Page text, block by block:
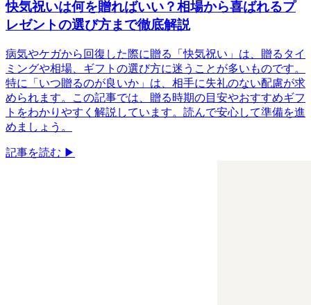
快気祝いは何を贈ればいい？相場から喜ばれるプ
レゼントの選び方まで徹底解説
病気やケガから回復した際に贈る「快気祝い」は、贈るタイ
ミングや相場、ギフトの選び方に迷うことが多いものです。
特に「いつ贈るのが良いか」は、相手に失礼のない配慮が求
められます。この記事では、贈る時期の目安やおすすめギフ
トをわかりやすく解説しています。読んで安心して準備を進
めましょう。
記事を読む ▶